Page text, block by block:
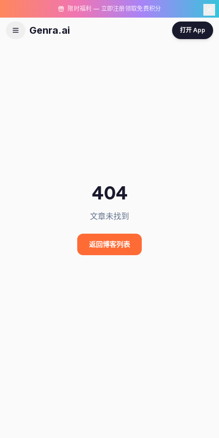
限时福利 — 立即注册领取免费积分
Genra.ai 打开 App
404
文章未找到
返回博客列表